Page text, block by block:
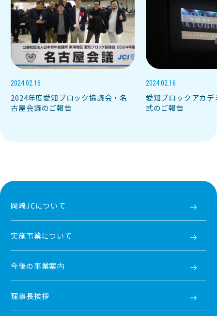
2024.02.16
2024年度愛知ブロック協議会・名
古屋会議のご報告
2024.02.16
愛知ブロックアカ
式のご報告
岡崎JCについて
実施事業について
今後の事業案内
理事長挨拶